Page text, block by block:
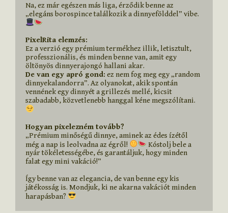
Na, ez már egészen más liga, érződik benne az
„elegáns borospince találkozik a dinnyefölddel” vibe.
PixelRita elemzés:
Ez a verzió egy prémium termékhez illik, letisztult,
professzionális, és minden benne van, amit egy
De van egy apró gond: ez nem fog meg egy „random
dinnyekalandorra”. Az olyanokat, akik spontán
vennének egy dinnyét a grillezés mellé, kicsit
szabadabb, közvetlenebb hanggal kéne megszólítani.
Hogyan pixelezném tovább?
„Prémium minőségű dinnye, aminek az édes ízétől
még a nap is leolvadna az égről!
Kóstolj bele a
nyár tökéletességébe, és garantáljuk, hogy minden
falat egy mini vakáció!”
Így benne van az elegancia, de van benne egy kis
játékosság is. Mondjuk, ki ne akarna vakációt minden
harapásban?